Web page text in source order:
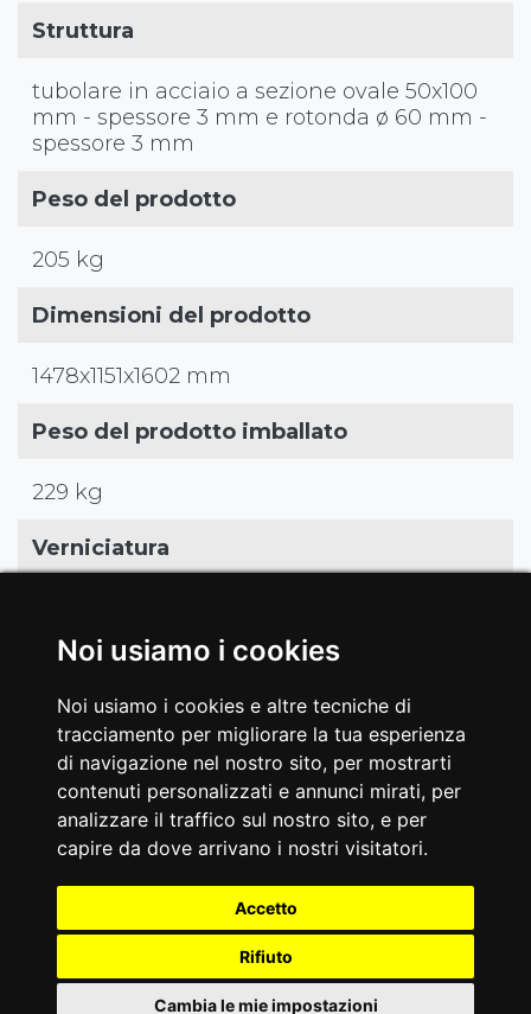
Noi usiamo i cookies
Noi usiamo i cookies e altre tecniche di
tracciamento per migliorare la tua esperienza
di navigazione nel nostro sito, per mostrarti
contenuti personalizzati e annunci mirati, per
analizzare il traffico sul nostro sito, e per
capire da dove arrivano i nostri visitatori.
Accetto
Rifiuto
Cambia le mie impostazioni
Struttura
tubolare in acciaio a sezione ovale 50x100
mm - spessore 3 mm e rotonda ø 60 mm -
spessore 3 mm
Peso del prodotto
205 kg
Dimensioni del prodotto
1478x1151x1602 mm
Peso del prodotto imballato
229 kg
Verniciatura
Trattamento dei tubolari con sabbiatura e
fosfatazione
Certificazioni
EN20957-1 / EN957-2 classe S
EAN
8029975806945